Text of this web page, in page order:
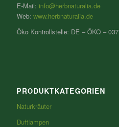
E-Mail: info@herbnaturalia.de
Web: www.herbnaturalia.de
Öko Kontrollstelle: DE – ÖKO – 037
PRODUKTKATEGORIEN
Naturkräuter
Duftlampen